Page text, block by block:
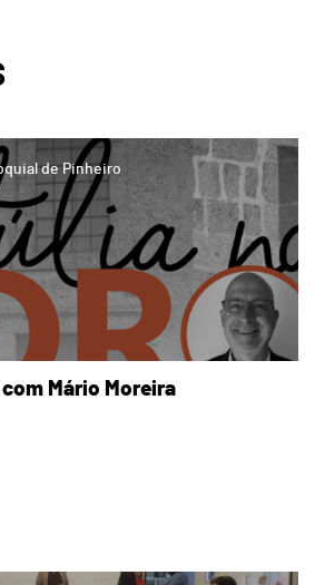
de Pinheiro
com Mário Moreira